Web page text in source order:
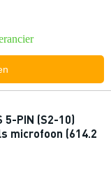
5-PIN (S2-10)
microfoon (614.2